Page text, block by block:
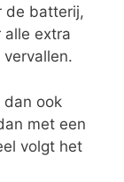
de batterij,
extra
dan ook
met een
volgt het